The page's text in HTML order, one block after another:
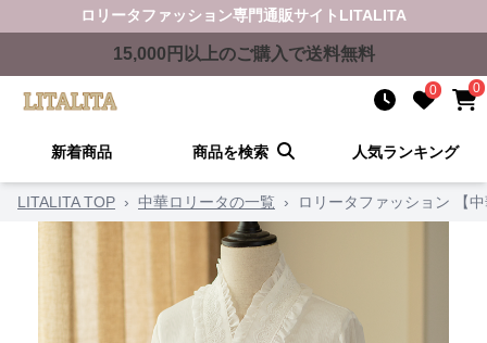
ロリータファッション専門通販サイト LITALITA
15,000 円以上のご購入で送料無料
0 0
新着商品 商品を検索 人気ランキング
LITALITA TOP › 中華ロリータの一覧 › ロリータファッション 【